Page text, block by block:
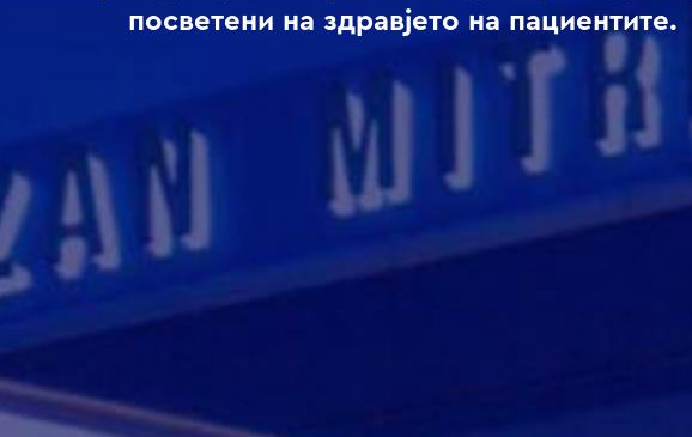
посветени на здравјето на пациентите.